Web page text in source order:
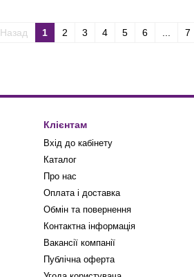
Назад 1 2 3 4 5 6 7
Клієнтам
Вхід до кабінету
Каталог
Про нас
Оплата і доставка
Обмін та повернення
Контактна інформація
Вакансії компанії
Публічна оферта